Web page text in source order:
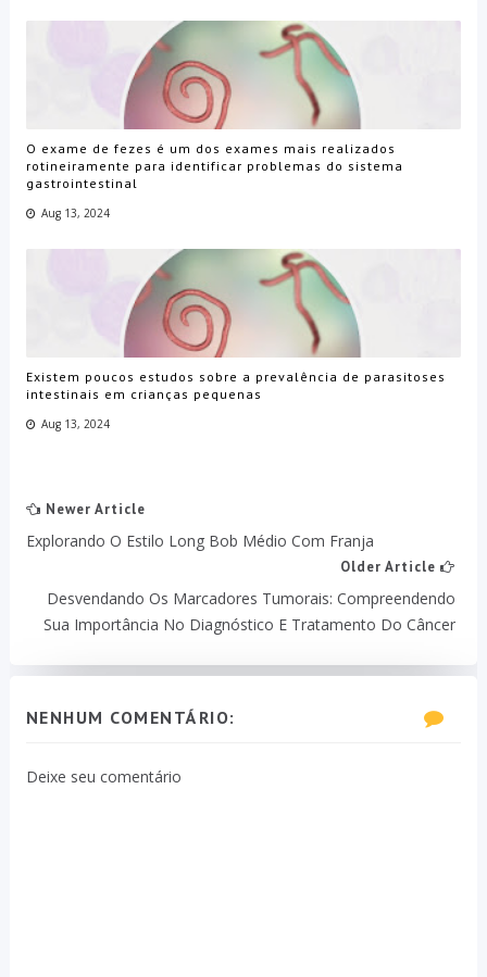
O exame de fezes é um dos exames mais realizados
rotineiramente para identificar problemas do sistema
gastrointestinal
Aug 13, 2024
Existem poucos estudos sobre a prevalência de parasitoses
intestinais em crianças pequenas
Aug 13, 2024
Newer Article
Explorando O Estilo Long Bob Médio Com Franja
Older Article
Desvendando Os Marcadores Tumorais: Compreendendo
Sua Importância No Diagnóstico E Tratamento Do Câncer
NENHUM COMENTÁRIO:
Deixe seu comentário